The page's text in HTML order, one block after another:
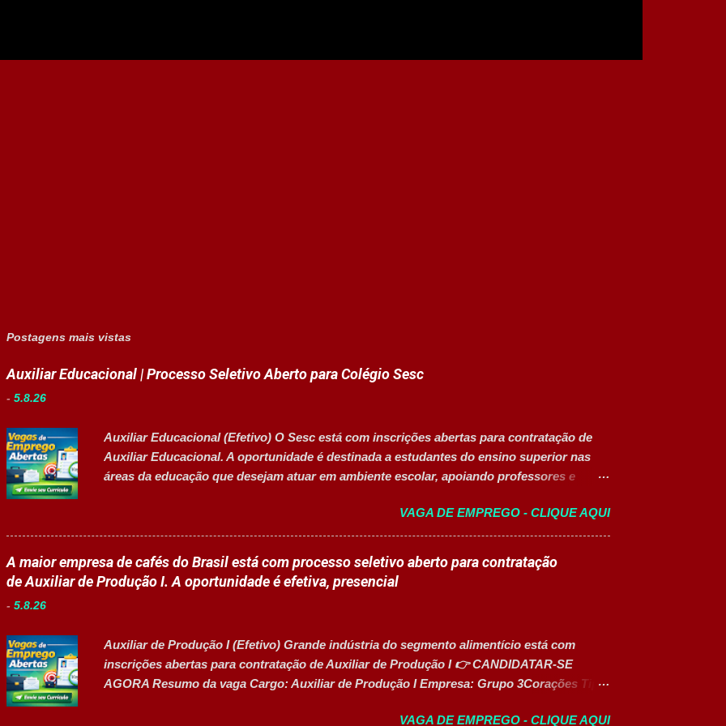
Postagens mais vistas
Auxiliar Educacional | Processo Seletivo Aberto para Colégio Sesc
- 5.8.26
Auxiliar Educacional (Efetivo) O Sesc está com inscrições abertas para contratação de
Auxiliar Educacional. A oportunidade é destinada a estudantes do ensino superior nas
áreas da educação que desejam atuar em ambiente escolar, apoiando professores e
Empresa: Sesc Tipo de contratação: Efetivo (CLT) Modelo de trabalho: Presencial
Inscrições até: 11 de agosto de 2026 Vaga inclusiva para Pessoas com Deficiência (PcD).
Principais atividades Apoiar professores durante atividades pedagógicas. Auxiliar
estudantes em projetos educacionais. Dar suporte em atividades recreativas e lúdicas.
Disponibilizar materiais utilizados nas atividades. Monitorar estudantes durante aulas e
desenvolv...
VAGA DE EMPREGO - CLIQUE AQUI
A maior empresa de cafés do Brasil está com processo seletivo aberto para contratação
de Auxiliar de Produção I. A oportunidade é efetiva, presencial
- 5.8.26
Auxiliar de Produção I (Efetivo) Grande indústria do segmento alimentício está com
inscrições abertas para contratação de Auxiliar de Produção I 👉 CANDIDATAR-SE
AGORA Resumo da vaga Cargo: Auxiliar de Produção I Empresa: Grupo 3Corações Tipo
de 2026 Acessibilidade: Vaga inclusiva para Pessoas com Deficiência (PcD) Principais
VAGA DE EMPREGO - CLIQUE AQUI